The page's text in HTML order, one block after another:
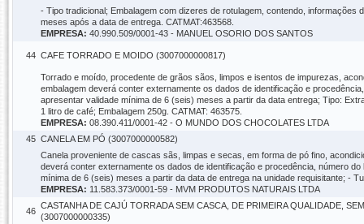
- Tipo tradicional; Embalagem com dizeres de rotulagem, contendo,
meses após a data de entrega. CATMAT:463568.
EMPRESA: 40.990.509/0001-43 - MANUEL OSORIO DOS SANTOS
44 CAFE TORRADO E MOIDO (3007000000817)
Torrado e moído, procedente de grãos sãos, limpos e isentos de impurezas,
embalagem deverá conter externamente os dados de identificação e
apresentar validade mínima de 6 (seis) meses a partir da data entrega; Tipo:
1 litro de café; Embalagem 250g. CATMAT: 463575.
EMPRESA: 08.390.411/0001-42 - O MUNDO DOS CHOCOLATES LTDA
45 CANELA EM PÓ (3007000000582)
Canela proveniente de cascas sãs, limpas e secas, em forma de pó fino,
deverá conter externamente os dados de identificação e procedência, número
mínima de 6 (seis) meses a partir da data de entrega na unidade requisitante; -
EMPRESA: 11.583.373/0001-59 - MVM PRODUTOS NATURAIS LTDA
46
CASTANHA DE CAJÚ TORRADA SEM CASCA, DE PRIMEIRA QUALIDADE,
(3007000000335)